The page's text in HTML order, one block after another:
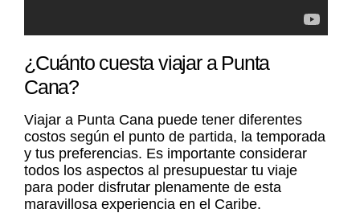
¿Cuánto cuesta viajar a Punta
Cana?
Viajar a Punta Cana puede tener diferentes
costos según el punto de partida, la temporada
y tus preferencias. Es importante considerar
todos los aspectos al presupuestar tu viaje
para poder disfrutar plenamente de esta
maravillosa experiencia en el Caribe.